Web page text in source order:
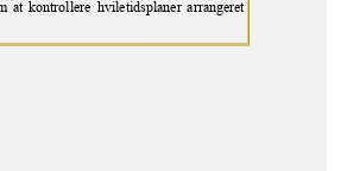
at kontrollere hviletidsplaner arrangeret